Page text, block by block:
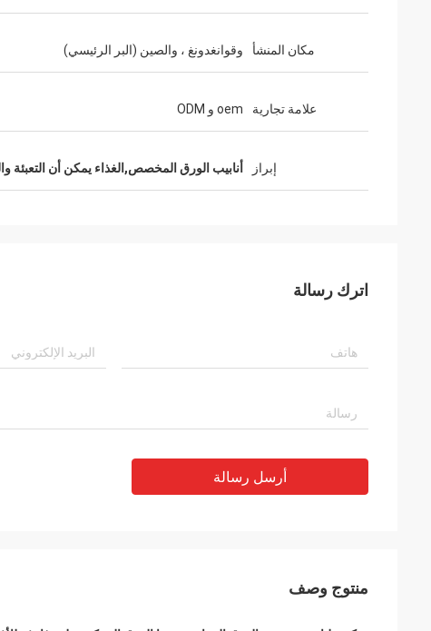
أحب ذلك كثيرا. أنا أرسل إلى
وسوف أبلغكم أي تحديثات.
علي
ذات نوعية جيدة، والخدمة الجيدة. شركة Huihua
مكان المنشأ وقوانغدونغ ، والصين (البر الرئيسي)
علامة تجارية oem و ODM
إبراز أنابيب الورق المخصص,الغذاء يمكن أن التعبئة
اترك رسالة
أرسل رسالة
منتوج وصف